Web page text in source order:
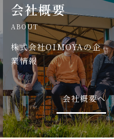
会社概要
ABOUT
株式会社OIMOYAの企
業情報
会社概要へ